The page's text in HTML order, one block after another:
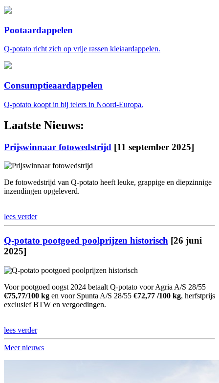
Pootaardappelen
Q-potato richt zich op vrije rassen kleiaardappelen.
Consumptieaardappelen
Q-potato koopt in bij telers in Noord-Europa.
Laatste Nieuws:
Prijswinnaar fotowedstrijd [11 september 2025]
De fotowedstrijd van Q-potato heeft leuke, grappige en diepzinnige
inzendingen opgeleverd.
lees verder
Q-potato pootgoed poolprijzen historisch [26 juni
2025]
Voor pootgoed oogst 2024 betaalt Q-potato voor Agria A/S 28/55
€75,77/100 kg en voor Spunta A/S 28/55 €72,77 /100 kg, herfstprijs
exclusief BTW en vergoedingen.
lees verder
Meer nieuws